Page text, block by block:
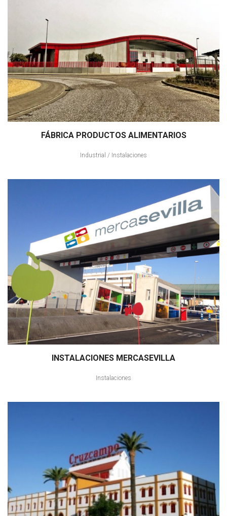
FÁBRICA PRODUCTOS ALIMENTARIOS
Industrial / Instalaciones
INSTALACIONES MERCASEVILLA
Instalaciones